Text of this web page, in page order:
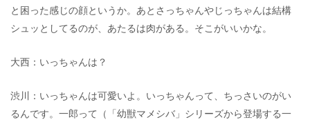
と困った感じの顔というか。あとさっちゃんやじっちゃんは結構
シュッとしてるのが、あたるは肉がある。そこがいいかな。
大西：いっちゃんは？
渋川：いっちゃんは可愛いよ。いっちゃんって、ちっさいのがい
るんです。一郎って（「幼獣マメシバ」シリーズから登場する一